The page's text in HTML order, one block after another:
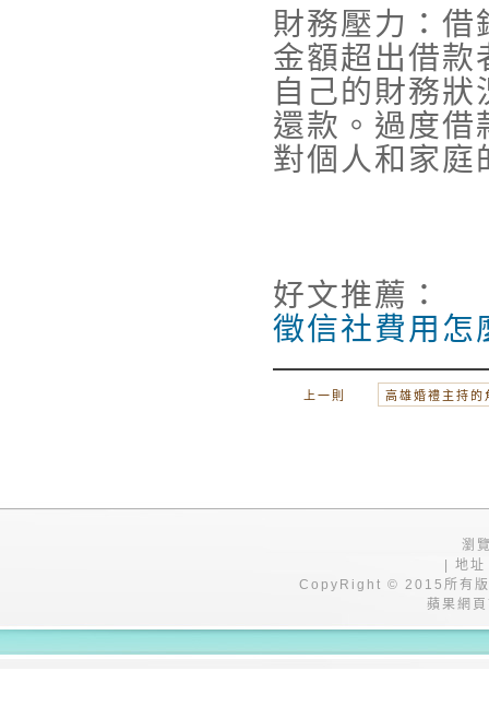
財務壓力：借
金額超出借款
自己的財務
還款。過度借
對個人和家庭
好文推薦：
徵信社費用怎
上一則 高雄婚禮主持的
瀏
| 地
CopyRight © 2015所有版
蘋果網